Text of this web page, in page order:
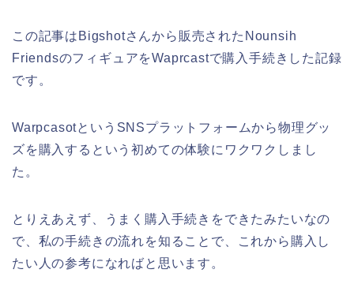
この記事はBigshotさんから販売されたNounsih
FriendsのフィギュアをWaprcastで購入手続きした記録
です。
WarpcasotというSNSプラットフォームから物理グッ
ズを購入するという初めての体験にワクワクしまし
た。
とりえあえず、うまく購入手続きをできたみたいなの
で、私の手続きの流れを知ることで、これから購入し
たい人の参考になればと思います。